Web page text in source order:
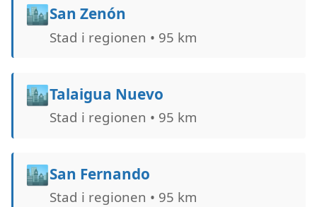
🏙️San Zenón
Stad i regionen • 95 km
🏙️Talaigua Nuevo
Stad i regionen • 95 km
🏙️San Fernando
Stad i regionen • 95 km